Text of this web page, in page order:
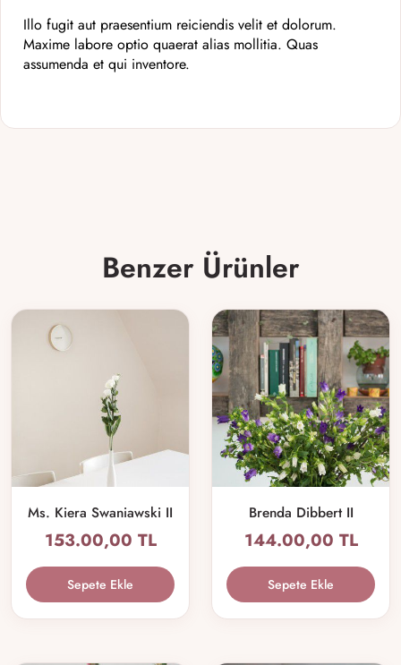
Illo fugit aut praesentium reiciendis velit et dolorum.
Maxime labore optio quaerat alias mollitia. Quas
assumenda et qui inventore.
Benzer Ürünler
Ms. Kiera Swaniawski II
153.00,00 TL
Sepete Ekle
Brenda Dibbert II
144.00,00 TL
Sepete Ekle